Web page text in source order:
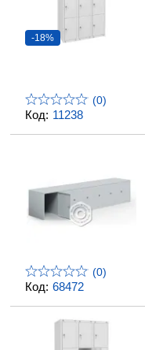
Код: 11238
-18%
(0)
Код: 68472
(0)